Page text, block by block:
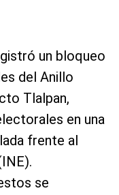
un bloqueo
del Anillo
Tlalpan,
en una
frente al
se